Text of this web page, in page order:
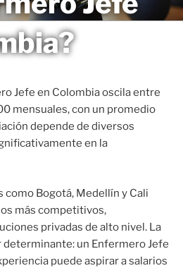
Jefe en Colombia oscila entre
mensuales, con un promedio
depende de diversos
en la
como Bogotá, Medellín y Cali
más competitivos,
privadas de alto nivel. La
un Enfermero Jefe
puede aspirar a salarios